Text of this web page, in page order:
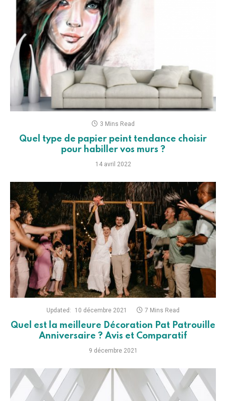
3 Mins Read
Quel type de papier peint tendance choisir
pour habiller vos murs ?
14 avril 2022
Updated: 10 décembre 2021 7 Mins Read
Quel est la meilleure Décoration Pat Patrouille
Anniversaire ? Avis et Comparatif
9 décembre 2021